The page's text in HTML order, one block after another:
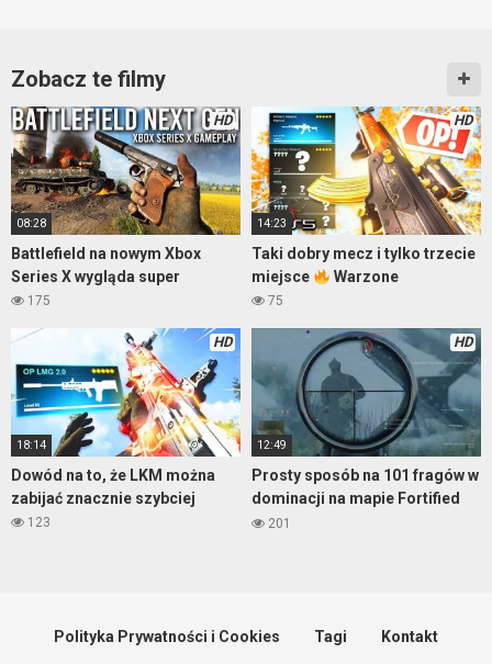
Zobacz te filmy
HD
08:28
Battlefield na nowym Xbox
Series X wygląda super
175
HD
14:23
Taki dobry mecz i tylko trzecie
miejsce
Warzone
75
HD
18:14
Dowód na to, że LKM można
zabijać znacznie szybciej
123
HD
12:49
Prosty sposób na 101 fragów w
dominacji na mapie Fortified
district – Enlisted
201
Polityka Prywatności i Cookies Tagi Kontakt